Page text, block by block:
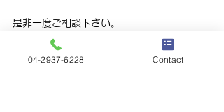
是非一度ご相談下さい。
皆さまからのアクセスを心よりお待ちしてお
04-2937-6228 Contact